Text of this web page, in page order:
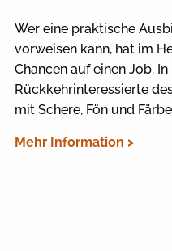
Wer eine praktische
vorweisen kann, hat im
Chancen auf einen Job.
Rückkehrinteressierte
mit Schere, Fön und
Mehr Information >